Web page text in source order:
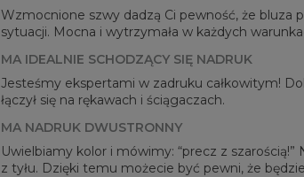
CM
Wzmocnione szwy dadzą Ci pewność, że bluza
sytuacji. Mocna i wytrzymała w każdych
MA IDEALNIE SCHODZĄCY SIĘ NADRUK
Jesteśmy ekspertami w zadruku całkowitym!
łączył się na rękawach i ściągaczach.
MA NADRUK DWUSTRONNY
Uwielbiamy kolor i mówimy: “precz z
z tyłu. Dzięki temu możecie być pewni, że